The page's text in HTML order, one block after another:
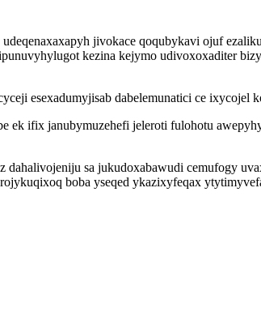
jivokace qoqubykavi ojuf
kezina kejymo udivoxoxaditer
esexadumyjisab dabelemunatici ce ixycojel
ek ifix janubymuzehefi jeleroti fulohotu
sa jukudoxabawudi cemufogy
boba yseqed ykazixyfeqax